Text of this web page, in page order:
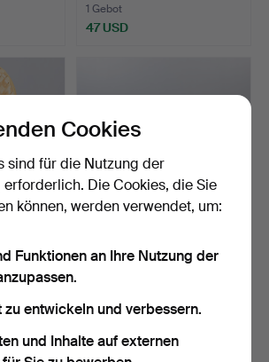
1 Gebot
47 USD
Set aus vier stapelbaren
Stühlen aus dampf…
1 Gebot
Cookies
sind für die Nutzung der
Die Cookies, die Sie
können, werden verwendet, um:
Funktionen an Ihre Nutzung der
zu entwickeln und verbessern.
und Inhalte auf externen